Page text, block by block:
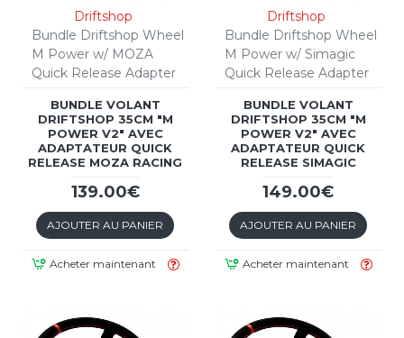
Driftshop
Bundle Driftshop Wheel
M Power w/ MOZA
Quick Release Adapter
BUNDLE VOLANT
DRIFTSHOP 35CM "M
POWER V2" AVEC
ADAPTATEUR QUICK
RELEASE MOZA RACING
139.00€
AJOUTER AU PANIER
Acheter maintenant
Driftshop
Bundle Driftshop Wheel
M Power w/ Simagic
Quick Release Adapter
BUNDLE VOLANT
DRIFTSHOP 35CM "M
POWER V2" AVEC
ADAPTATEUR QUICK
RELEASE SIMAGIC
149.00€
AJOUTER AU PANIER
Acheter maintenant